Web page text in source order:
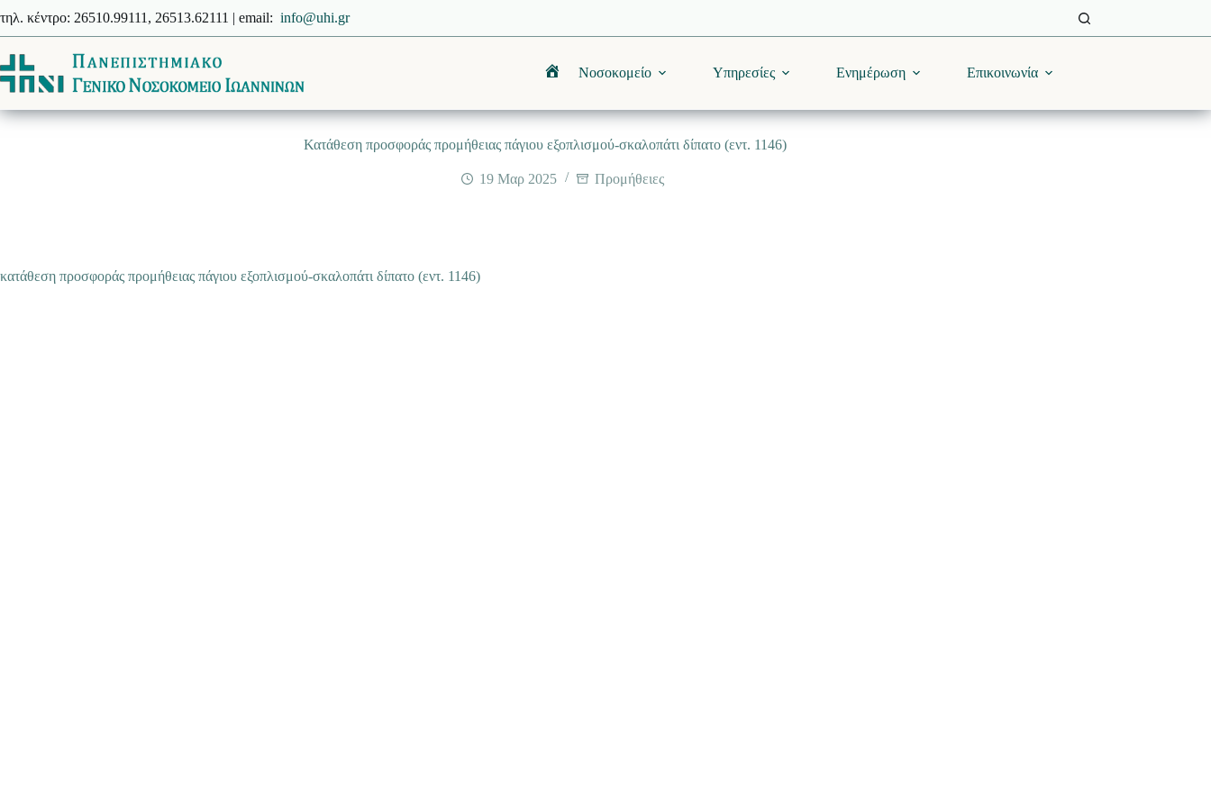
στο
περιεχόμενο
τηλ. κέντρο: 26510.99111, 26513.62111 | email: info@uhi.gr
ΑρχικήΝοσοκομείο Υπηρεσίες Ενημέρωση Επικοινωνία
Κατάθεση προσφοράς προμήθειας πάγιου εξοπλισμού-σκαλοπάτι δίπατο (εντ. 1146)
19 Μαρ 2025 Προμήθειες
κατάθεση προσφοράς προμήθειας πάγιου εξοπλισμού-σκαλοπάτι δίπατο (εντ. 1146)